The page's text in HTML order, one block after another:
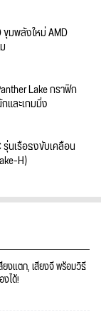
ขุมพลังใหม่ AMD
Lake กราฟิก
และเกมมิ่ง
รุ่นเรือธงขับเคลื่อน
H)
งแตก, เสียงจี่ พร้อมวิธี
งได้!